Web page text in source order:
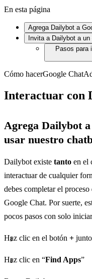
En esta página
Agrega Dailybot a
Invita a Dailybot a
Pasos para
Cómo hacerGoogle Chat
Interactuar con
Agrega Dailybot
usar nuestro
Dailybot existe tanto en el
interactuar de cualquier
debes completar el
Google Chat. Por suerte,
pocos pasos con solo
Haz clic en el botón +
Haz clic en “Find Apps”